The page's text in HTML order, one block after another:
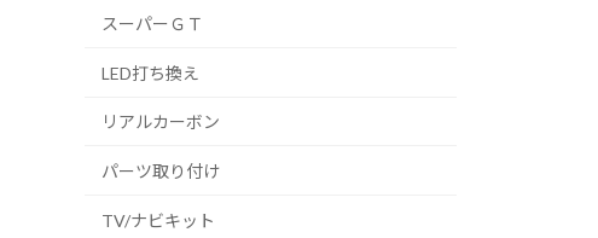
スーパーＧＴ
LED打ち換え
リアルカーボン
パーツ取り付け
TV/ナビキット